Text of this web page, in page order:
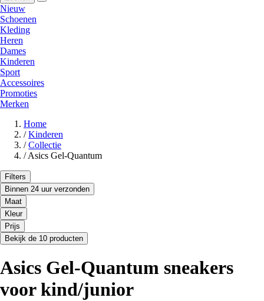
Nieuw
Schoenen
Kleding
Heren
Dames
Kinderen
Sport
Accessoires
Promoties
Merken
Home
/ Kinderen
/ Collectie
/ Asics Gel-Quantum
Filters
Binnen 24 uur verzonden
Maat
Kleur
Prijs
Bekijk de 10 producten
Asics Gel-Quantum sneakers
voor kind/junior